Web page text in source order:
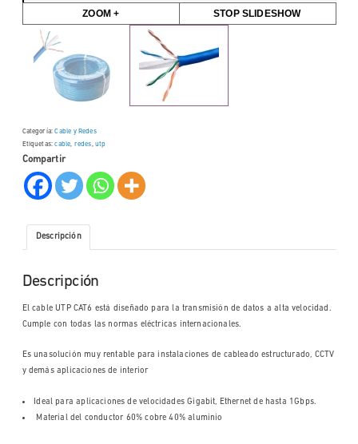
ZOOM + STOP SLIDESHOW
Categoría:Cable y Redes
Etiquetas:cable, redes, utp
Compartir
Descripción
Descripción
El cable UTP CAT6 está diseñado para la transmisión de datos a alta velocidad.
Cumple con todas las normas eléctricas internacionales.
Es unasolución muy rentable para instalaciones de cableado estructurado, CCTV
y demás aplicaciones de interior
Ideal para aplicaciones de velocidades Gigabit, Ethernet de hasta 1Gbps.
Material del conductor 60% cobre 40% aluminio